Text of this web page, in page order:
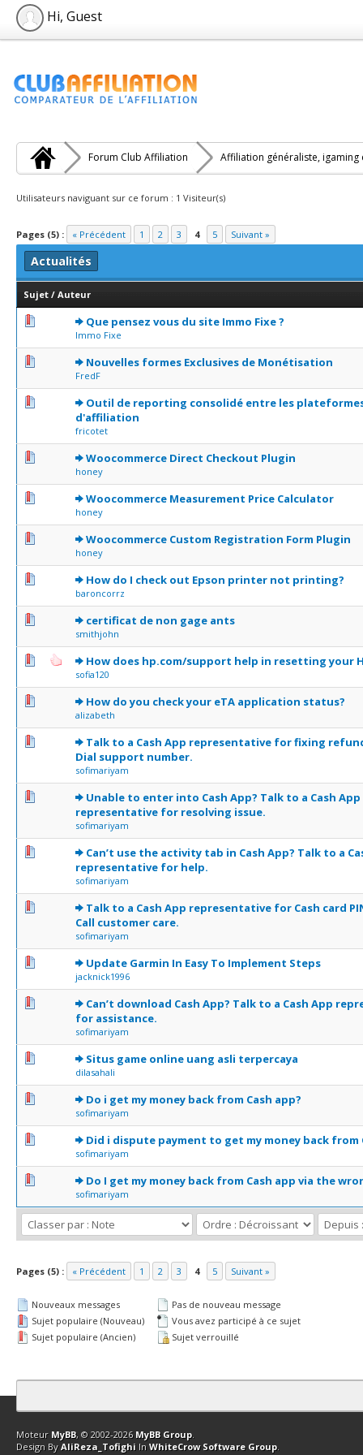
Hi, Guest
Forum Club Affiliation Affiliation généraliste, igaming
Utilisateurs naviguant sur ce forum : 1 Visiteur(s)
Pages (5) : « Précédent 1 2 3 4 5 Suivant »
Actualités
Sujet / Auteur
Que pensez vous du site Immo Fixe ?
Immo Fixe
0 Votes - 0 sur 5 en moyenne
1234 5
Nouvelles formes Exclusives de Monétisation
FredF
0 Votes - 0 sur 5 en moyenne
12345
Outil de reporting consolidé entre les
d'affiliation
fricotet
0 Votes - 0 sur 5 en moyenne
12345
Woocommerce Direct Checkout Plugin
honey
0 Votes - 0 sur 5 en moyenne
12345
Woocommerce Measurement Price Calculator
honey
0 Votes - 0 sur 5 en moyenne
12345
Woocommerce Custom Registration Form Plugin
honey
0 Votes - 0 sur 5 en moyenne
12345
How do I check out Epson printer not printing?
baroncorrz
0 Votes - 0 sur 5 en moyenne
12345
certificat de non gage ants
smithjohn
0 Votes - 0 sur 5 en moyenne
1234 5
How does hp.com/support help in resetting your
sofia120
0 Votes - 0 sur 5 en moyenne
12345
How do you check your eTA application status?
alizabeth
0 Votes - 0 sur 5 en moyenne
12345
Talk to a Cash App representative for fixing
Dial support number.
sofimariyam
0 Votes - 0 sur 5 en moyenne
12345
Unable to enter into Cash App? Talk to a Cash App
representative for resolving issue.
sofimariyam
0 Votes - 0 sur 5 en moyenne
12345
Can’t use the activity tab in Cash App? Talk to a
representative for help.
sofimariyam
0 Votes - 0 sur 5 en moyenne
1 2345
Talk to a Cash App representative for Cash card
Call customer care.
sofimariyam
0 Votes - 0 sur 5 en moyenne
12345
Update Garmin In Easy To Implement Steps
jacknick1996
0 Votes - 0 sur 5 en moyenne
123 45
Can’t download Cash App? Talk to a Cash App
for assistance.
sofimariyam
0 Votes - 0 sur 5 en moyenne
123 45
Situs game online uang asli terpercaya
dilasahali
0 Votes - 0 sur 5 en moyenne
12345
Do i get my money back from Cash app?
sofimariyam
0 Votes - 0 sur 5 en moyenne
12345
Did i dispute payment to get my money back from
sofimariyam
0 Votes - 0 sur 5 en moyenne
12345
Do I get my money back from Cash app via the
sofimariyam
0 Votes - 0 sur 5 en moyenne
12345
Pages (5) : « Précédent 1 2 3 4 5 Suivant »
Nouveaux messages
Sujet populaire (Nouveau)
Sujet populaire (Ancien)
Pas de nouveau message
Vous avez participé à ce sujet
Sujet verrouillé
Contact Club Affiliation Retourner en haut Version bas-débit
Moteur MyBB, © 2002-2026 MyBB Group.
Design By AliReza_Tofighi In WhiteCrow Software Group.